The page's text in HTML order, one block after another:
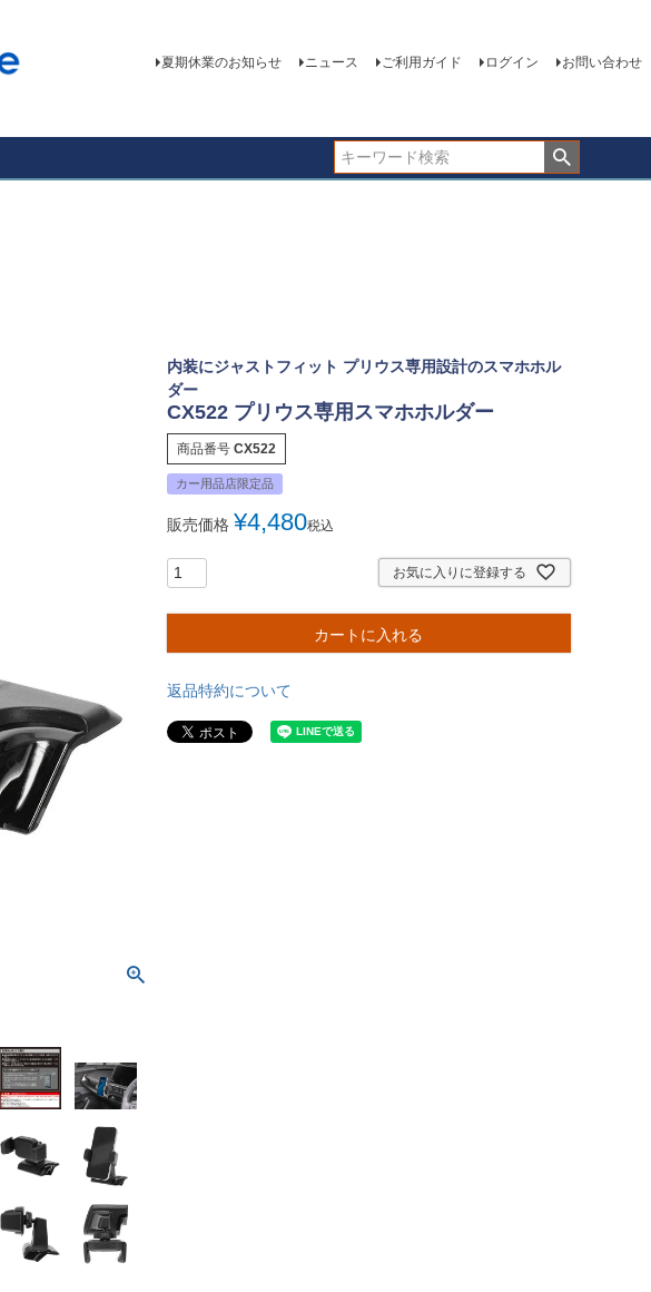
夏期休業のお知らせ ニュース ご利用ガイド ログイン お問い合わせ
内装にジャストフィット プリウス専用設計のスマホホル
ダー
CX522 プリウス専用スマホホルダー
商品番号 CX522
カー用品店限定品
販売価格 ¥4,480税込
お気に入りに登録する
カートに入れる
返品特約について